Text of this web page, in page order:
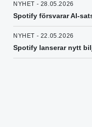
NYHET - 28.05.2026
Spotify försvarar AI-
NYHET - 22.05.2026
Spotify lanserar nytt